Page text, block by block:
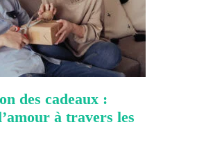
des cadeaux :
à travers les